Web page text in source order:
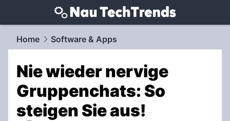
techtrends.NAU.ch
Home Software & Apps
Nie wieder nervige
Gruppenchats: So
steigen Sie aus!